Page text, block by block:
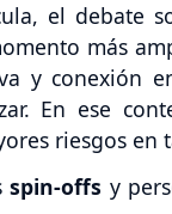
el debate
más
y conexión
En ese
riesgos en
spin-offs y